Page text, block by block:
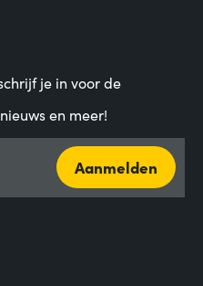
je in voor de
en meer!
Aanmelden